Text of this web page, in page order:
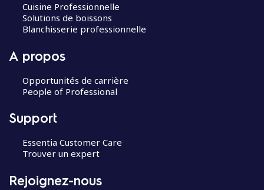
Cuisine Professionnelle
Solutions de boissons
Blanchisserie professionnelle
A propos
Opportunités de carrière
People of Professional
Support
Essentia Customer Care
Trouver un expert
Rejoignez-nous